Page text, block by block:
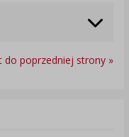
do poprzedniej strony »